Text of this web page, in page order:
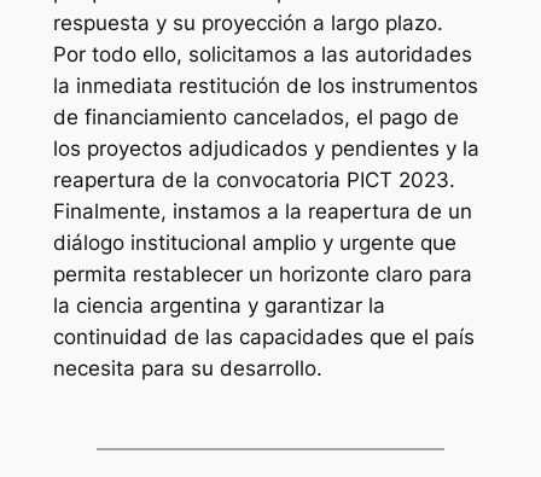
respuesta y su proyección a largo plazo.
Por todo ello, solicitamos a las autoridades
la inmediata restitución de los instrumentos
de financiamiento cancelados, el pago de
los proyectos adjudicados y pendientes y la
reapertura de la convocatoria PICT 2023.
Finalmente, instamos a la reapertura de un
diálogo institucional amplio y urgente que
permita restablecer un horizonte claro para
la ciencia argentina y garantizar la
continuidad de las capacidades que el país
necesita para su desarrollo.